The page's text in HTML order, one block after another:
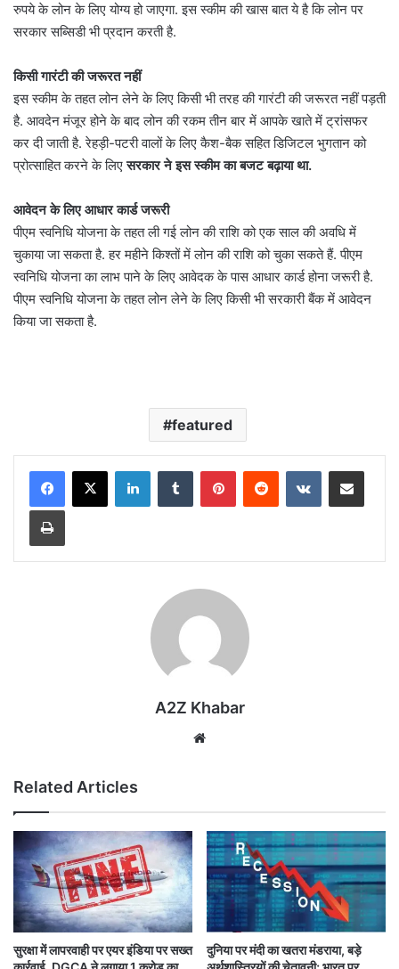
रुपये के लोन के लिए योग्य हो जाएगा. इस स्कीम की खास बात ये है कि लोन पर
सरकार सब्सिडी भी प्रदान करती है.
किसी गारंटी की जरूरत नहीं
इस स्कीम के तहत लोन लेने के लिए किसी भी तरह की गारंटी की जरूरत नहीं पड़ती
है. आवदेन मंजूर होने के बाद लोन की रकम तीन बार में आपके खाते में ट्रांसफर
कर दी जाती है. रेहड़ी-पटरी वालों के लिए कैश-बैक सहित डिजिटल भुगतान को
प्रोत्साहित करने के लिएसरकार ने इस स्कीम का बजट बढ़ाया था.
आवेदन के लिए आधार कार्ड जरूरी
पीएम स्वनिधि योजना के तहत ली गई लोन की राशि को एक साल की अवधि में
चुकाया जा सकता है. हर महीने किश्तों में लोन की राशि को चुका सकते हैं. पीएम
स्वनिधि योजना का लाभ पाने के लिए आवेदक के पास आधार कार्ड होना जरूरी है.
पीएम स्वनिधि योजना के तहत लोन लेने के लिए किसी भी सरकारी बैंक में आवेदन
किया जा सकता है.
featured
LinkedInTumblr PinterestReddit VKontakteShare via Email
Print
A2Z Khabar
Related Articles
सुरक्षा में लापरवाही पर एयर इंडिया पर सख्त
दुनिया पर मंदी का खतरा मंडराया, बड़े